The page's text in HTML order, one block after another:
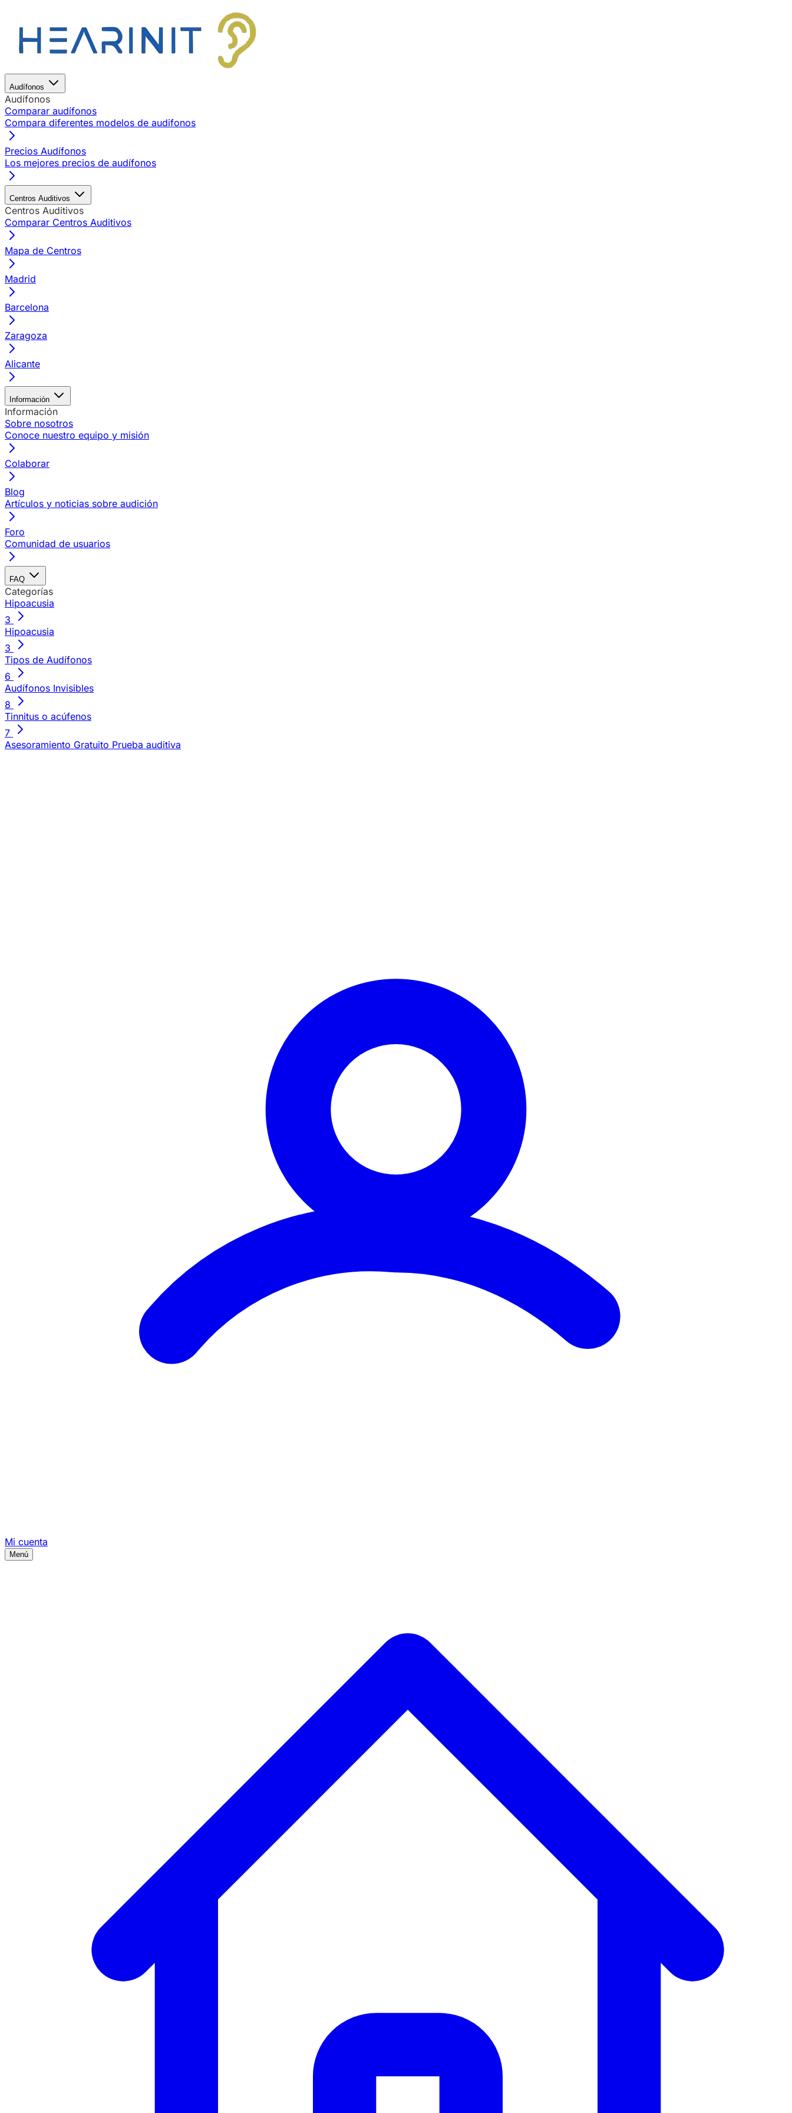
Audífonos
Audífonos
Comparar audífonos
Compara diferentes modelos de audifonos
Precios Audífonos
Los mejores precios de audífonos
Centros Auditivos
Centros Auditivos
Comparar Centros Auditivos
Mapa de Centros
Madrid
Barcelona
Zaragoza
Alicante
Información
Información
Sobre nosotros
Conoce nuestro equipo y misión
Colaborar
Blog
Artículos y noticias sobre audición
Foro
Comunidad de usuarios
FAQ
Categorías
Hipoacusia
3
Hipoacusia
3
Tipos de Audífonos
6
Audífonos Invisibles
8
Tinnitus o acúfenos
7
Asesoramiento Gratuito Prueba auditiva
Mi cuenta
Menú